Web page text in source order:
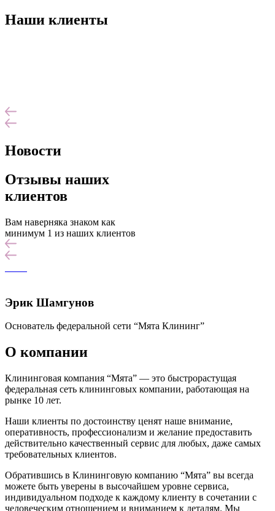
Наши клиенты
Новости
Отзывы наших
клиентов
Вам наверняка знаком как
минимум 1 из наших клиентов
Эрик Шамгунов
Основатель федеральной сети “Мята Клининг”
О компании
Клининговая компания “Мята” — это быстрорастущая
федеральная сеть клининговых компании, работающая на
рынке 10 лет.
Наши клиенты по достоинству ценят наше внимание,
оперативность, профессионализм и желание предоставить
действительно качественный сервис для любых, даже самых
требовательных клиентов.
Обратившись в Клининговую компанию “Мята” вы всегда
можете быть уверены в высочайшем уровне сервиса,
индивидуальном подходе к каждому клиенту в сочетании с
человеческим отношением и вниманием к деталям. Мы